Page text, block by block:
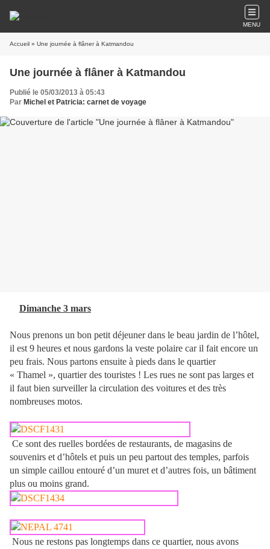
MENU
Accueil » Une journée à flâner à Katmandou
Une journée à flâner à Katmandou
Publié le 05/03/2013 à 05:43
Par Michel et Patricia: carnet de voyage
Dimanche 3 mars
Nous prenons un bon petit déjeuner dans le beau jardin de l’hôtel,
il est 9 heures et nous gardons la veste polaire car il fait encore un
peu frais. Nous partons ensuite à pieds dans le quartier
« Thamel », quartier des touristes ! Les rues ne sont pas larges et
il faut bien surveiller la circulation des voitures et des très
nombreuses motos.
Ce sont des ruelles bordées de restaurants, de magasins de
souvenirs et d’hôtels et puis un peu partout des temples, parfois
un simple caillou entouré d’un muret et d’autres fois, un bâtiment
plus ou moins grand.
Nous ne restons pas longtemps dans ce quartier, nous avons